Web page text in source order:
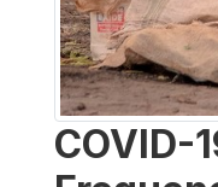
COVID-